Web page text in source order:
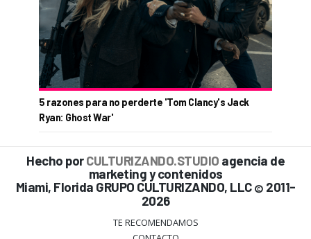
5 razones para no perderte 'Tom Clancy's Jack
Ryan: Ghost War'
Hecho porCULTURIZANDO.STUDIO agencia de
marketing y contenidos
Miami, Florida GRUPO CULTURIZANDO, LLC © 2011-
2026
TE RECOMENDAMOS